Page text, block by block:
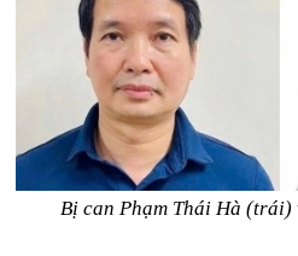
Bị can Phạm Thái Hà (trái)